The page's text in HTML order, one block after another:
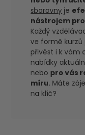
sborovny je
nástrojem
Každý
ve formě kurzů
přivést i k vám
nabídky
nebo pro vás
míru. Máte
na klíč?